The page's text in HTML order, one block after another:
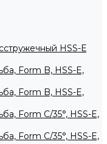
HSS-Е
Form B, HSS-E,
Form B, HSS-E,
Form С/35°, HSS-E,
Form С/35°, HSS-E,